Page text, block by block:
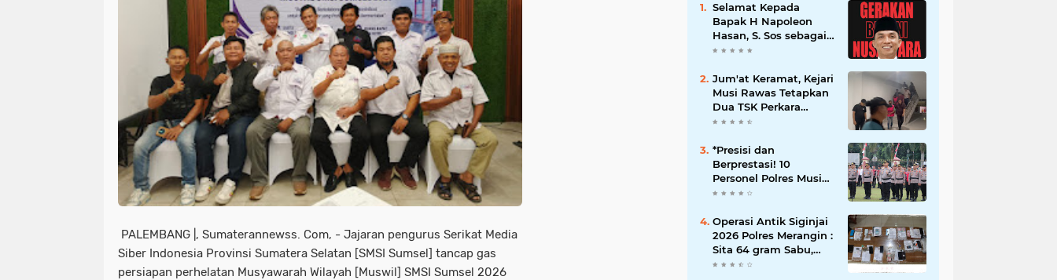
PALEMBANG |, Sumaterannewss. Com, - Jajaran pengurus Serikat Media
Siber Indonesia Provinsi Sumatera Selatan [SMSI Sumsel] tancap gas
persiapan perhelatan Musyawarah Wilayah [Muswil] SMSI Sumsel 2026
Selamat Kepada
Bapak H Napoleon
Hasan, S. Sos sebagai
Ketua DPD G. BRAN
Jum'at Keramat, Kejari
Musi Rawas Tetapkan
Dua TSK Perkara
Dugaan Korupsi Dana
*Presisi dan
Berprestasi! 10
Personel Polres Musi
Rawas Raih
Bergengsi dari
Kapolda Sumsel*
Operasi Antik Siginjai
2026 Polres Merangin :
Sita 64 gram Sabu,
42,46 gram Ganja, 5